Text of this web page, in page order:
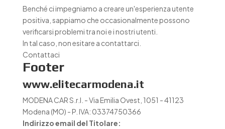
Benché ci impegniamo a creare un'esperienza utente
positiva, sappiamo che occasionalmente possono
verificarsi problemi tra noi e i nostri utenti.
In tal caso, non esitare a contattarci.
Contattaci
Footer
www.elitecarmodena.it
MODENA CAR S.r.l. - Via Emilia Ovest, 1051 - 41123
Modena (MO) - P. IVA: 03374750366
Indirizzo email del Titolare: